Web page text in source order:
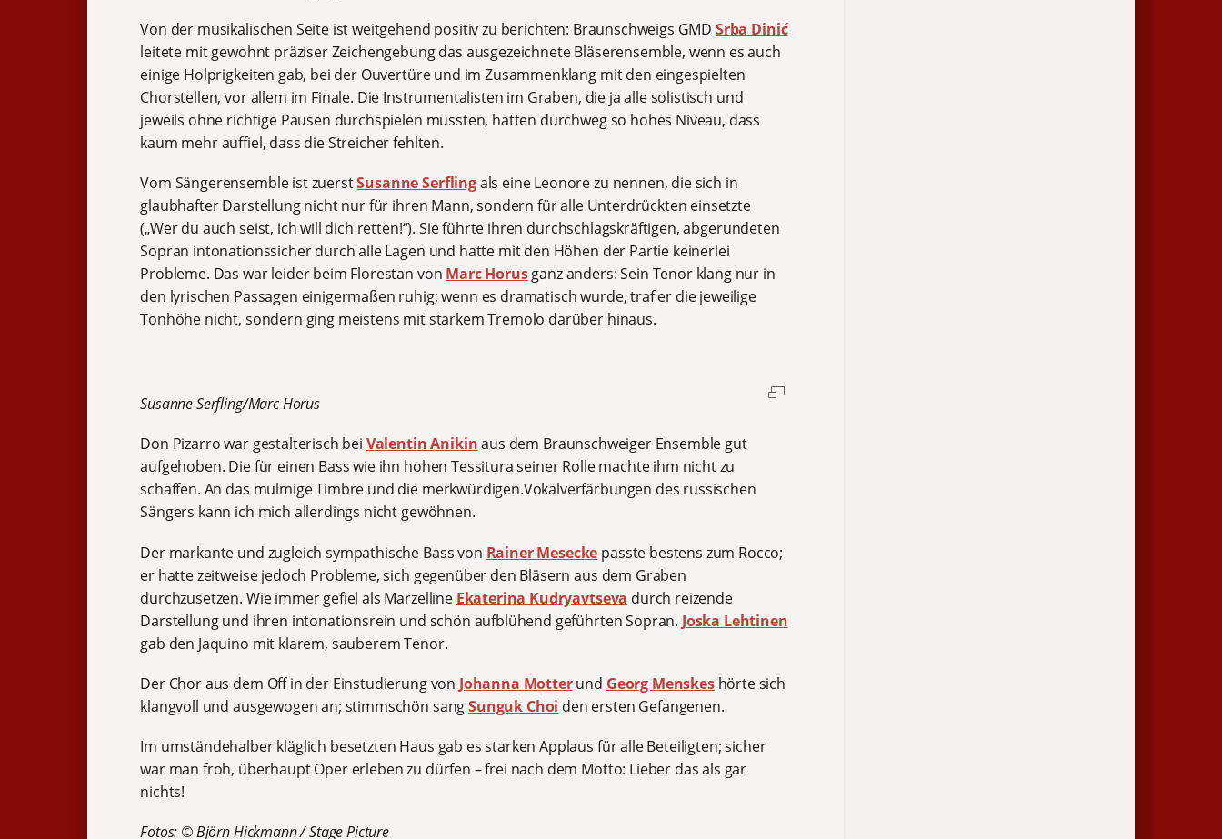
Von der musikalischen Seite ist weitgehend positiv zu berichten: Braunschweigs GMD Srba Dinić
leitete mit gewohnt präziser Zeichengebung das ausgezeichnete Bläserensemble, wenn es auch
einige Holprigkeiten gab, bei der Ouvertüre und im Zusammenklang mit den eingespielten
Chorstellen, vor allem im Finale. Die Instrumentalisten im Graben, die ja alle solistisch und
jeweils ohne richtige Pausen durchspielen mussten, hatten durchweg so hohes Niveau, dass
kaum mehr auffiel, dass die Streicher fehlten.
Vom Sängerensemble ist zuerstSusanne Serflingals eine Leonore zu nennen, die sich in
glaubhafter Darstellung nicht nur für ihren Mann, sondern für alle Unterdrückten einsetzte
(„Wer du auch seist, ich will dich retten!“). Sie führte ihren durchschlagskräftigen, abgerundeten
Sopran intonationssicher durch alle Lagen und hatte mit den Höhen der Partie keinerlei
Probleme. Das war leider beim Florestan von Marc Horusganz anders: Sein Tenor klang nur in
den lyrischen Passagen einigermaßen ruhig; wenn es dramatisch wurde, traf er die jeweilige
Tonhöhe nicht, sondern ging meistens mit starkem Tremolo darüber hinaus.
Susanne Serfling/Marc Horus
Don Pizarrowar gestalterisch bei Valentin Anikinaus dem Braunschweiger Ensemble gut
aufgehoben. Die für einen Bass wie ihn hohen Tessitura seiner Rolle machte ihm nicht zu
schaffen. An das mulmige Timbre und die merkwürdigen.Vokalverfärbungen des russischen
Sängers kann ich mich allerdings nicht gewöhnen.
Der markante und zugleich sympathische Bass von Rainer Mesecke passte bestens zum Rocco;
er hatte zeitweise jedoch Probleme, sich gegenüber den Bläsern aus dem Graben
durchzusetzen. Wie immer gefiel als Marzelline Ekaterina Kudryavtseva durch reizende
Darstellung und ihren intonationsrein und schön aufblühend geführten Sopran. Joska Lehtinen
gab den Jaquino mit klarem, sauberem Tenor.
Der Chor aus dem Off in der Einstudierung von Johanna Motterund Georg Menskeshörte sich
klangvoll und ausgewogen an; stimmschön sangSunguk Choi den ersten Gefangenen.
Im umständehalber kläglich besetzten Haus gab es starken Applaus für alle Beteiligten; sicher
war man froh, überhaupt Oper erleben zu dürfen – frei nach dem Motto: Lieber das als gar
nichts!
Fotos: © Björn Hickmann / Stage Picture